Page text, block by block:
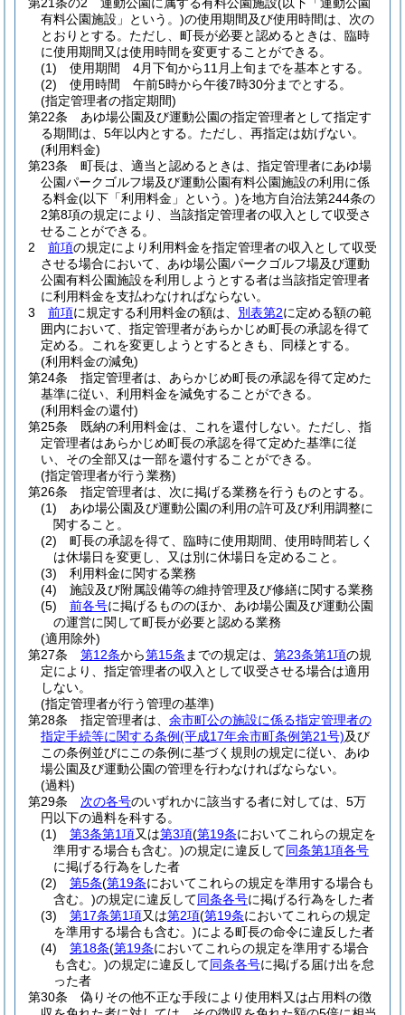
有料公園施設」という。)の使用期間及び使用時間は、次の
とおりとする。 ただし、町長が必要と認めるときは、臨時
に使用期間又は使用時間を変更することができる。
(1)
使用期間 4月下旬から11月上旬までを基本とする。
(2)
使用時間 午前5時から午後7時30分までとする。
(指定管理者の指定期間)
第22条
あゆ場公園及び運動公園の指定管理者として指定す
る期間は、5年以内とする。 ただし、再指定は妨げない。
(利用料金)
第23条
町長は、適当と認めるときは、指定管理者にあゆ場
公園パークゴルフ場及び運動公園有料公園施設の利用に係
る料金(以下「利用料金」という。)を地方自治法第244条の
2第8項の規定により、当該指定管理者の収入として収受さ
せることができる。
2
前項の規定により利用料金を指定管理者の収入として収受
させる場合において、あゆ場公園パークゴルフ場及び運動
公園有料公園施設を利用しようとする者は当該指定管理者
に利用料金を支払わなければならない。
3
前項に規定する利用料金の額は、 別表第2に定める額の範
囲内において、指定管理者があらかじめ町長の承認を得て
定める。
これを変更しようとするときも、同様とする。
(利用料金の減免)
第24条
指定管理者は、あらかじめ町長の承認を得て定めた
基準に従い、利用料金を減免することができる。
(利用料金の還付)
第25条
既納の利用料金は、これを還付しない。 ただし、指
定管理者はあらかじめ町長の承認を得て定めた基準に従
い、その全部又は一部を還付することができる。
(指定管理者が行う業務)
第26条
指定管理者は、次に掲げる業務を行うものとする。
(1)
あゆ場公園及び運動公園の利用の許可及び利用調整に
関すること。
(2)
町長の承認を得て、臨時に使用期間、使用時間若しく
は休場日を変更し、又は別に休場日を定めること。
(3)
利用料金に関する業務
(4)
施設及び附属設備等の維持管理及び修繕に関する業務
(5)
前各号に掲げるもののほか、あゆ場公園及び運動公園
の運営に関して町長が必要と認める業務
(適用除外)
第27条
第12条から第15条 までの規定は、 第23条第1項の規
定により、指定管理者の収入として収受させる場合は適用
しない。
(指定管理者が行う管理の基準)
第28条
指定管理者は、 余市町公の施設に係る指定管理者の
指定手続等に関する条例(平成17年余市町条例第21号)及び
この条例並びにこの条例に基づく規則の規定に従い、あゆ
場公園及び運動公園の管理を行わなければならない。
(過料)
第29条
次の各号のいずれかに該当する者に対しては、5万
円以下の過料を科する。
(1)
第3条第1項又は第3項(第19条においてこれらの規定を
準用する場合も含む。)の規定に違反して同条第1項各号
に掲げる行為をした者
(2)
第5条(第19条においてこれらの規定を準用する場合も
含む。)の規定に違反して同条各号に掲げる行為をした者
(3)
第17条第1項又は第2項(第19条においてこれらの規定
を準用する場合も含む。)による町長の命令に違反した者
(4)
第18条(第19条においてこれらの規定を準用する場合
も含む。)の規定に違反して同条各号に掲げる届け出を怠
った者
第30条
偽りその他不正な手段により使用料又は占用料の徴